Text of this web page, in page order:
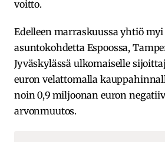
voitto.
Edelleen marraskuussa yhtiö
asuntokohdetta Espoossa,
Jyväskylässä ulkomaiselle
euron velattomalla
noin 0,9 miljoonan euron
arvonmuutos.